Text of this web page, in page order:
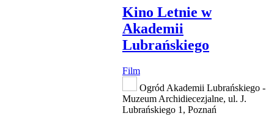
Kino Letnie w
Akademii
Lubrańskiego
Film
Ogród Akademii Lubrańskiego -
Muzeum Archidiecezjalne, ul. J.
Lubrańskiego 1, Poznań